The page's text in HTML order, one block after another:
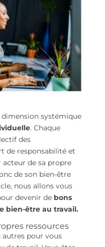
dimension systémique
. Chaque
des
de responsabilité et
acteur de sa propre
de son bien-être
nous allons vous
devenir de bons
bien-être au travail.
ressources
autres pour vous